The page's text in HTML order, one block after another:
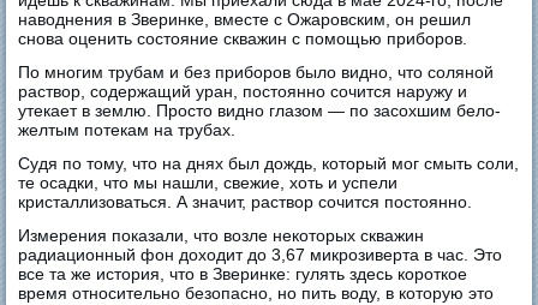
наводнения в Зверинке, вместе с Ожаровским, он решил
снова оценить состояние скважин с помощью приборов.
По многим трубам и без приборов было видно, что соляной
раствор, содержащий уран, постоянно сочится наружу и
утекает в землю. Просто видно глазом — по засохшим бело-
желтым потекам на трубах.
Судя по тому, что на днях был дождь, который мог смыть соли,
те осадки, что мы нашли, свежие, хоть и успели
кристаллизоваться. А значит, раствор сочится постоянно.
Измерения показали, что возле некоторых скважин
радиационный фон доходит до 3,67 микрозиверта в час. Это
все та же история, что в Зверинке: гулять здесь короткое
время относительно безопасно, но пить воду, в которую это